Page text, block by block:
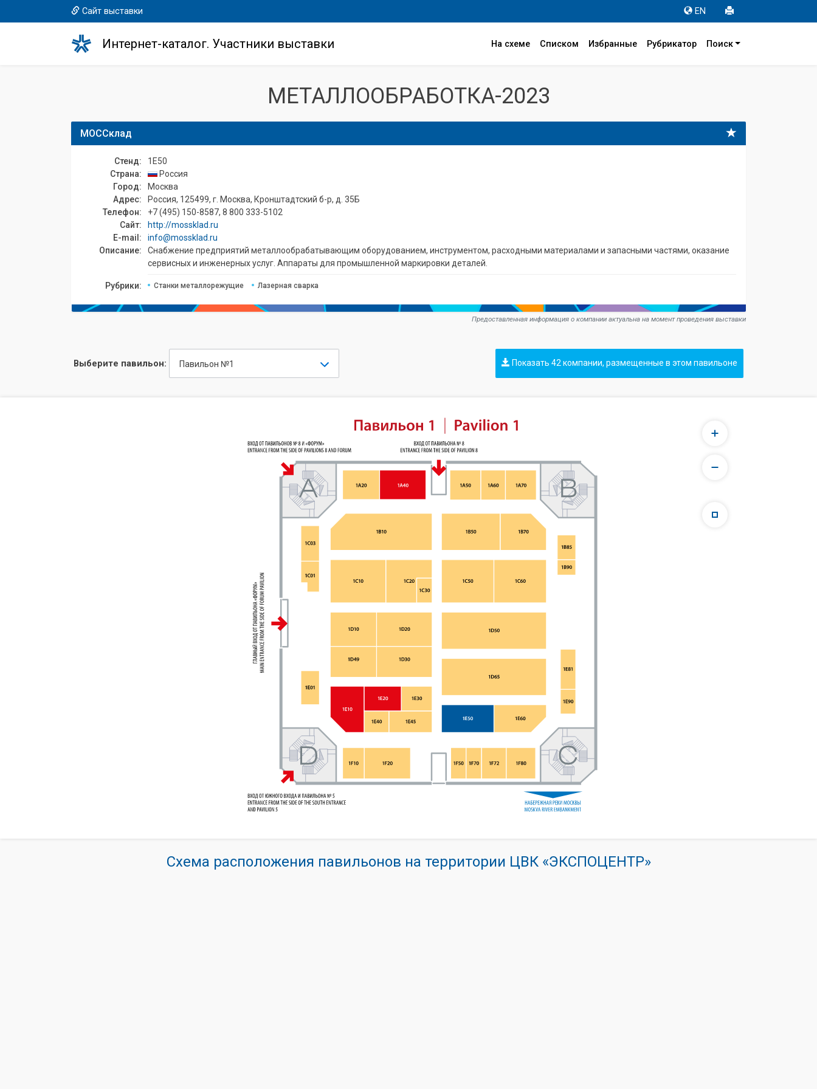
Сайт выставки EN
Интернет-каталог. Участники выставки На схеме Списком Избранные Рубрикатор Поиск
МЕТАЛЛООБРАБОТКА-2023
МОССклад
Стенд:
1E50
Страна:
Россия
Город:
Москва
Адрес:
Россия, 125499, г. Москва, Кронштадтский б-р, д. 35Б
Телефон:
+7 (495) 150-8587, 8 800 333-5102
Сайт:
http://mossklad.ru
E-mail:
info@mossklad.ru
Описание:
Снабжение предприятий металлообрабатывающим оборудованием, инструментом, расходными материалами и запасными частями, оказание
сервисных и инженерных услуг. Аппараты для промышленной маркировки деталей.
Рубрики: Станки металлорежущие Лазерная сварка
Предоставленная информация о компании актуальна на момент проведения выставки
Выберите павильон: Павильон №1 Показать 42 компании, размещенные в этом павильоне
Схема расположения павильонов на территории ЦВК «ЭКСПОЦЕНТР»